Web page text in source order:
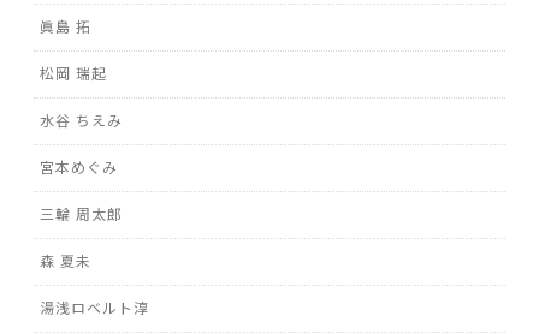
眞島 拓
松岡 瑞起
水谷 ちえみ
宮本めぐみ
三輪 周太郎
森 夏未
湯浅ロベルト淳